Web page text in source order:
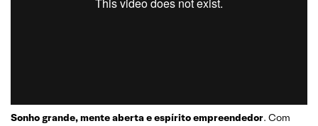
Sonho grande, mente aberta e espírito empreendedor. Com